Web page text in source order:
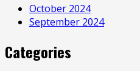
October 2024
September 2024
Categories